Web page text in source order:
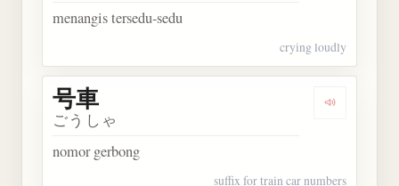
menangis tersedu-sedu
crying loudly
Dengarkan
号車
ごうしゃ
nomor gerbong
suffix for train car numbers